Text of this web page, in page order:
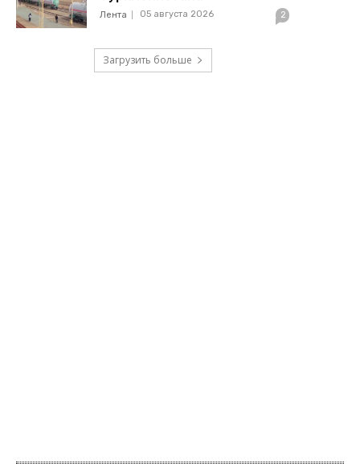
Лента 05 августа 2026 2
Загрузить больше